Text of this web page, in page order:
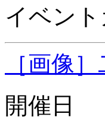
イベント
［画像
開催日